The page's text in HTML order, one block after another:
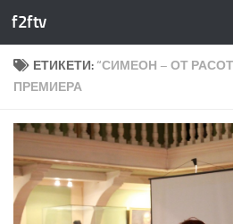
Към съдържанието
f2ftv
ЕТИКЕТИ: “СИМЕОН – ОТ
ПРЕМИЕРА